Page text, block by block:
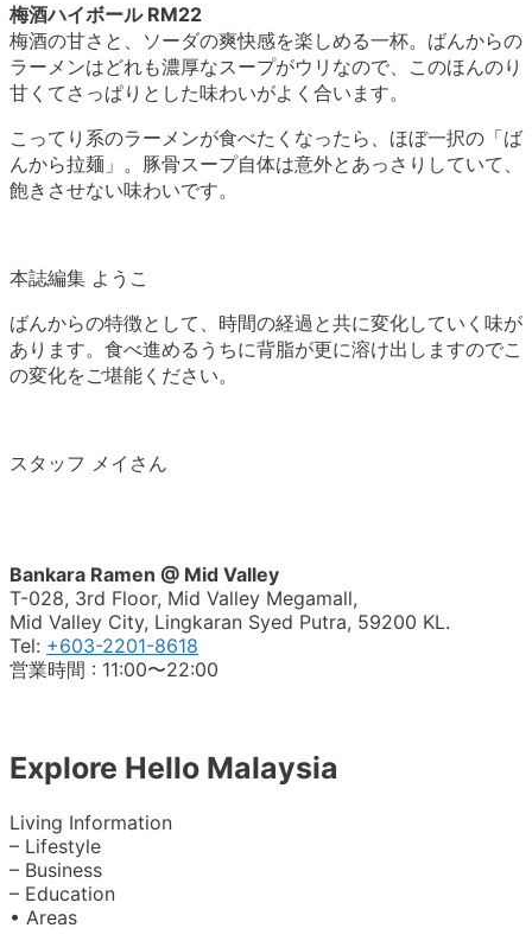
梅酒ハイボール RM22
梅酒の甘さと、ソーダの爽快感を楽しめる一杯。ばんからの
ラーメンはどれも濃厚なスープがウリなので、このほんのり
甘くてさっぱりとした味わいがよく合います。
こってり系のラーメンが食べたくなったら、ほぼ一択の「ば
んから拉麺」。豚骨スープ自体は意外とあっさりしていて、
飽きさせない味わいです。
本誌編集 ようこ
ばんからの特徴として、時間の経過と共に変化していく味が
あります。食べ進めるうちに背脂が更に溶け出しますのでこ
の変化をご堪能ください。
スタッフ メイさん
Bankara Ramen @ Mid Valley
T-028, 3rd Floor, Mid Valley Megamall,
Mid Valley City, Lingkaran Syed Putra, 59200 KL.
Tel: +603-2201-8618
営業時間 : 11:00〜22:00
Explore Hello Malaysia
Living Information
– Lifestyle
– Business
– Education
• Areas